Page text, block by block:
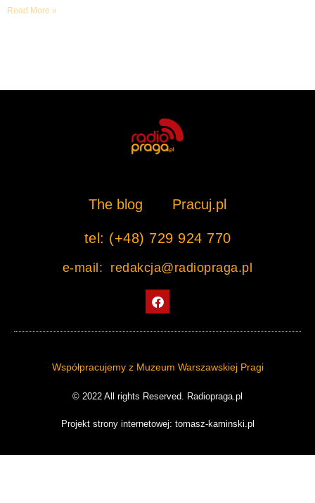
Read More »
The blog Pracuj.pl
tel: (+48) 729 924 770
e-mail: redakcja@radiopraga.pl
F
a
e
o
Współpracujemy z Muzeum Warszawskiej Pragi
© 2022 All rights Reserved. Radiopraga.pl
Projekt strony internetowej: tomasz-kaminski.pl